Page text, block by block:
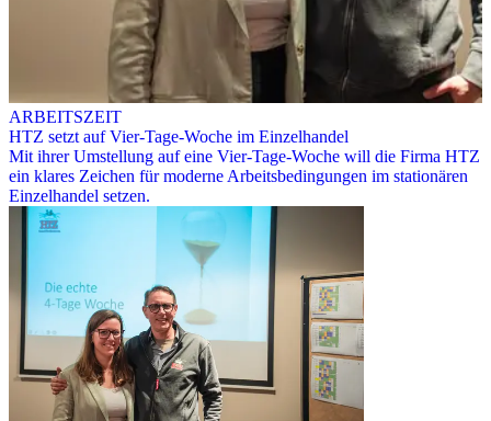
ARBEITSZEIT
HTZ setzt auf Vier-Tage-Woche im Einzelhandel
Mit ihrer Umstellung auf eine Vier-Tage-Woche will die Firma HTZ
ein klares Zeichen für moderne Arbeitsbedingungen im stationären
Einzelhandel setzen.